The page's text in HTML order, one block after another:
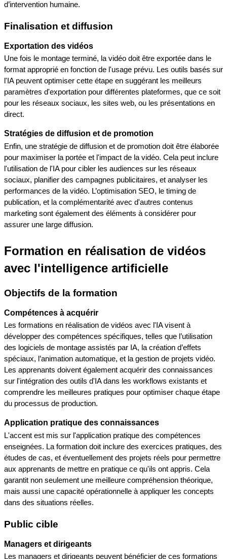
d’intervention humaine.
Finalisation et diffusion
Exportation des vidéos
Une fois le montage terminé, la vidéo doit être exportée dans le
format approprié en fonction de l'usage prévu. Les outils basés sur
l'IA peuvent optimiser cette étape en suggérant les meilleurs
paramètres d'exportation pour différentes plateformes, que ce soit
pour les réseaux sociaux, les sites web, ou les présentations en
direct.
Stratégies de diffusion et de promotion
Enfin, une stratégie de diffusion et de promotion doit être élaborée
pour maximiser la portée et l'impact de la vidéo. Cela peut inclure
l'utilisation de l'IA pour cibler les audiences sur les réseaux
sociaux, planifier des campagnes publicitaires, et analyser les
performances de la vidéo. L’optimisation SEO, le timing de
publication, et la complémentarité avec d'autres contenus
marketing sont également des éléments à considérer pour
assurer une large diffusion.
Formation en réalisation de vidéos
avec l'intelligence artificielle
Objectifs de la formation
Compétences à acquérir
Les formations en réalisation de vidéos avec l'IA visent à
développer des compétences spécifiques, telles que l’utilisation
des logiciels de montage assistés par IA, la création d’effets
spéciaux, l’animation automatique, et la gestion de projets vidéo.
Les apprenants doivent également acquérir des connaissances
sur l'intégration des outils d'IA dans les workflows existants et
comprendre les meilleures pratiques pour optimiser chaque étape
du processus de production.
Application pratique des connaissances
L'accent est mis sur l'application pratique des compétences
enseignées. La formation doit inclure des exercices pratiques, des
études de cas, et éventuellement des projets réels pour permettre
aux apprenants de mettre en pratique ce qu'ils ont appris. Cela
garantit non seulement une meilleure compréhension théorique,
mais aussi une capacité opérationnelle à appliquer les concepts
dans des situations réelles.
Public cible
Managers et dirigeants
Les managers et dirigeants peuvent bénéficier de ces formations